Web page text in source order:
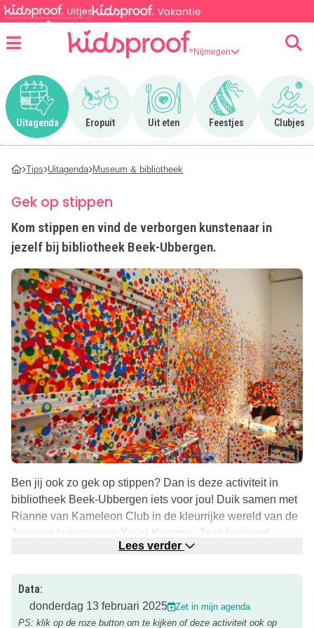
Nijmegen
Uitagenda
Ga naar Uitagenda
Eropuit
Ga naar Eropuit
Uit eten
Ga naar Uit eten
Feestjes
Ga naar Feestjes
Clubjes
Ga
Tips Uitagenda Museum & bibliotheek
Gek op stippen
Kom stippen en vind de verborgen kunstenaar in
jezelf bij bibliotheek Beek-Ubbergen.
Ben jij ook zo gek op stippen? Dan is deze activiteit in
bibliotheek Beek-Ubbergen iets voor jou! Duik samen met
Rianne van Kameleon Club in de kleurrijke wereld van de
Japanse kunstenares Yayoi Kusama. Ze is beroemd
geworden door haar liefde voor stippen en maakt de
bedekt met stippen!
Over het kleien en stippen
Lees verder
Data:
donderdag 13 februari 2025
Zet in mijn agenda
PS: klik op de roze button om te kijken of deze activiteit ook op